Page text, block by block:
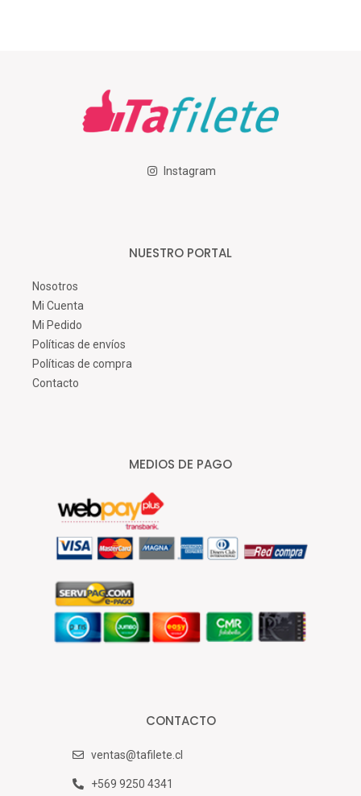
Instagram
NUESTRO PORTAL
Nosotros
Mi Cuenta
Mi Pedido
Políticas de envíos
Políticas de compra
Contacto
MEDIOS DE PAGO
CONTACTO
ventas@tafilete.cl
+569 9250 4341